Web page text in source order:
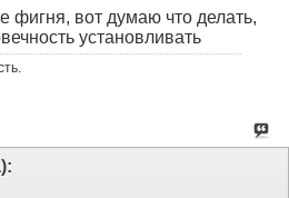
фигня, вот думаю что делать,
установливать